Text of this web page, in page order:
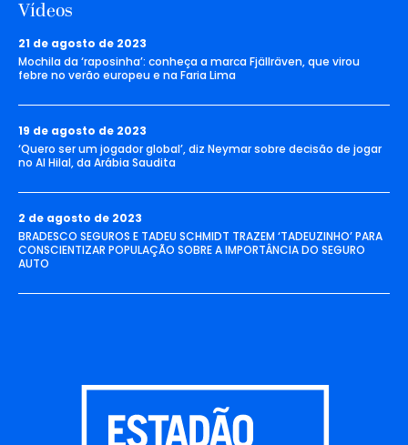
Vídeos
21 de agosto de 2023
Mochila da ‘raposinha’: conheça a marca Fjällräven, que virou
febre no verão europeu e na Faria Lima
19 de agosto de 2023
‘Quero ser um jogador global’, diz Neymar sobre decisão de jogar
no Al Hilal, da Arábia Saudita
2 de agosto de 2023
BRADESCO SEGUROS E TADEU SCHMIDT TRAZEM ‘TADEUZINHO’ PARA
CONSCIENTIZAR POPULAÇÃO SOBRE A IMPORTÂNCIA DO SEGURO
AUTO